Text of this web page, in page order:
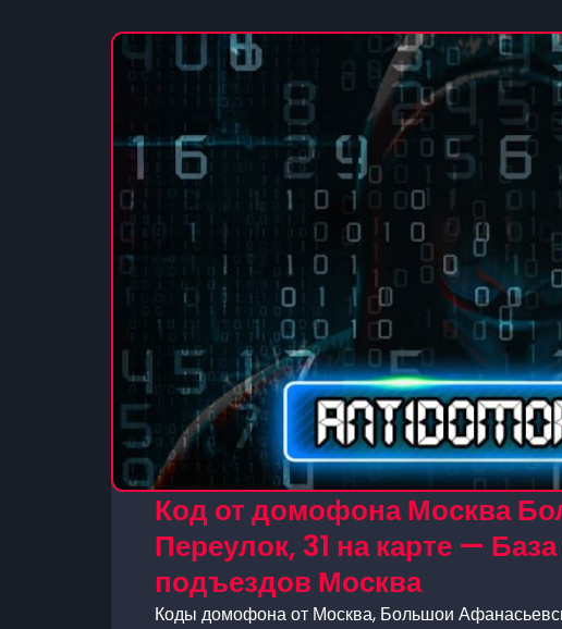
Код от домофона Москва
Переулок, 31 на карте —
подъездов Москва
Коды домофона от Москва, Большои